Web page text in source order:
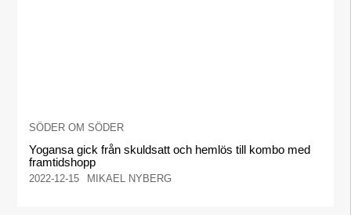
SÖDER OM SÖDER
Yogansa gick från skuldsatt och hemlös till kombo med
framtidshopp
2022-12-15 MIKAEL NYBERG